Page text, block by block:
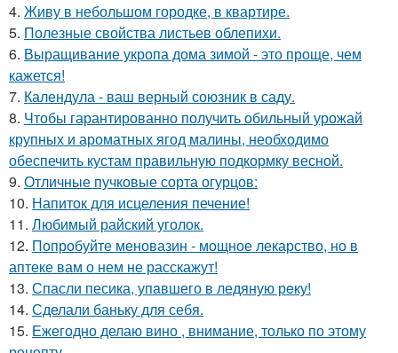
4. Живу в небольшом городке, в квартире.
5. Полезные свойства листьев облепихи.
6. Выращивание укропа дома зимой - это проще, чем
кажется!
7. Календула - ваш верный союзник в саду.
8. Чтобы гарантированно получить обильный урожай
крупных и ароматных ягод малины, необходимо
обеспечить кустам правильную подкормку весной.
9. Отличные пучковые сорта огурцов:
10. Напиток для исцеления печение!
11. Любимый райский уголок.
12. Попробуйте меновазин - мощное лекарство, но в
аптеке вам о нем не расскажут!
13. Спасли песика, упaвшего в ледяную рeку!
14. Сделали баньку для себя.
15. Ежегодно делаю вино , внимание, только по этому